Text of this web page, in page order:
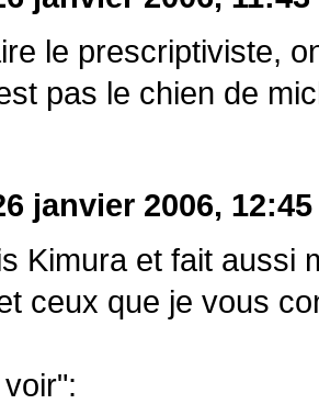
le prescriptiviste,
pas le chien de
janvier 2006,
Kimura et fait aussi
ceux que je vous